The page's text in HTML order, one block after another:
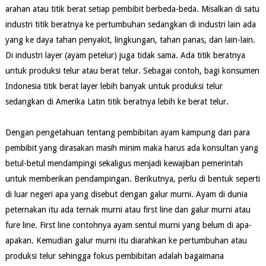
arahan atau titik berat setiap pembibit berbeda-beda. Misalkan di satu
industri titik beratnya ke pertumbuhan sedangkan di industri lain ada
yang ke daya tahan penyakit, lingkungan, tahan panas, dan lain-lain.
Di industri layer (ayam petelur) juga tidak sama. Ada titik beratnya
untuk produksi telur atau berat telur. Sebagai contoh, bagi konsumen
Indonesia titik berat layer lebih banyak untuk produksi telur
sedangkan di Amerika Latin titik beratnya lebih ke berat telur.
Dengan pengetahuan tentang pembibitan ayam kampung dari para
pembibit yang dirasakan masih minim maka harus ada konsultan yang
betul-betul mendampingi sekaligus menjadi kewajiban pemerintah
untuk memberikan pendampingan. Berikutnya, perlu di bentuk seperti
di luar negeri apa yang disebut dengan galur murni. Ayam di dunia
peternakan itu ada ternak murni atau first line dan galur murni atau
fure line. First line contohnya ayam sentul murni yang belum di apa-
apakan. Kemudian galur murni itu diarahkan ke pertumbuhan atau
produksi telur sehingga fokus pembibitan adalah bagaimana